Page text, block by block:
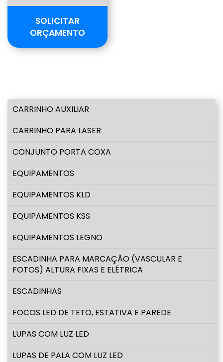
CARRINHO AUXILIAR
CARRINHO PARA LASER
CONJUNTO PORTA COXA
EQUIPAMENTOS
EQUIPAMENTOS KLD
EQUIPAMENTOS KSS
EQUIPAMENTOS LEGNO
ESCADINHA PARA MARCAÇÃO (VASCULAR E
FOTOS) ALTURA FIXAS E ELÉTRICA
ESCADINHAS
FOCOS LED DE TETO, ESTATIVA E PAREDE
LUPAS COM LUZ LED
LUPAS DE PALA COM LUZ LED
SOLICITAR
ORÇAMENTO